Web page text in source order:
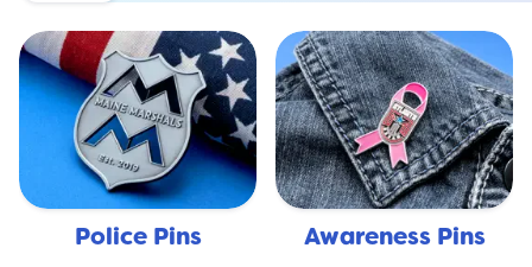
Police Pins Awareness Pins